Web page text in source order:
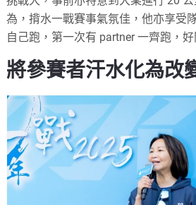
為，揹水一戰賽事氣氛佳，他亦享受
自己跑，第一次有 partner 一齊跑，好
將參賽者汗水化為改